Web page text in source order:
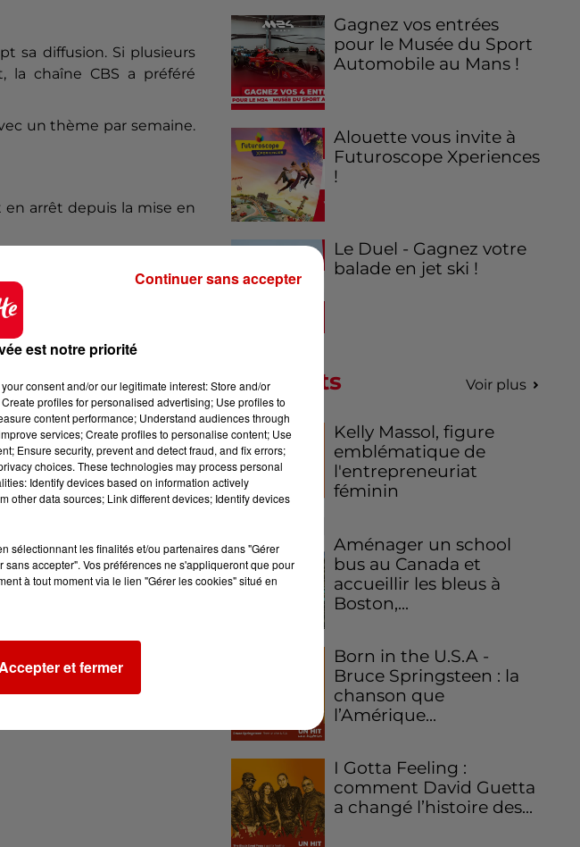
sa diffusion. Si plusieurs
la chaîne CBS a préféré
un thème par semaine.
en arrêt depuis la mise en
Gagnez vos entrées
pour le Musée du Sport
Automobile au Mans !
Alouette vous invite à
Futuroscope Xperiences
!
Le Duel - Gagnez votre
balade en jet ski !
Podcasts Voir plus
Kelly Massol, figure
emblématique de
l'entrepreneuriat
féminin
Aménager un school
bus au Canada et
accueillir les bleus à
Boston,...
Born in the U.S.A -
Bruce Springsteen : la
chanson que
l’Amérique...
I Gotta Feeling :
comment David Guetta
a changé l’histoire des...
est notre priorité
consent and/or our legitimate interest: Store and/or
profiles for personalised advertising; Use profiles to
content performance; Understand audiences through
services; Create profiles to personalise content; Use
Ensure security, prevent and detect fraud, and fix errors;
choices. These technologies may process personal
Identify devices based on information actively
other data sources; Link different devices; Identify devices
sélectionnant les finalités et/ou partenaires dans "Gérer
accepter". Vos préférences ne s'appliqueront que pour
à tout moment via le lien "Gérer les cookies" situé en
Accepter et fermer
Continuer sans accepter